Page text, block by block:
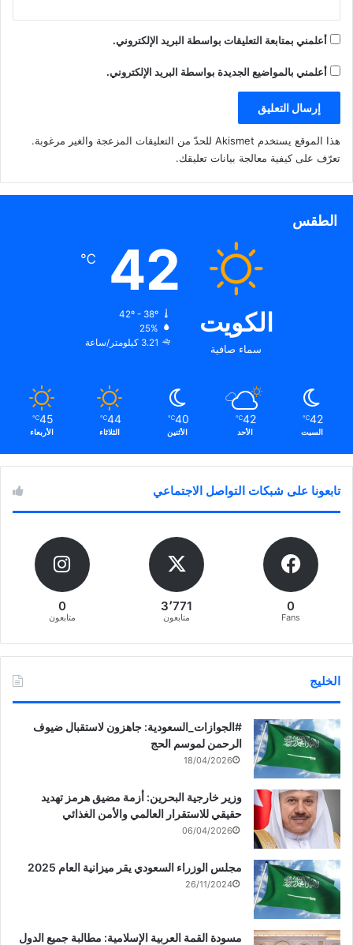
أعلمني بمتابعة التعليقات بواسطة البريد الإلكتروني.
أعلمني بالمواضيع الجديدة بواسطة البريد الإلكتروني.
هذا الموقع يستخدم Akismet للحدّ من التعليقات المزعجة والغير مرغوبة.
تعرّف على كيفية معالجة بيانات تعليقك.
الطقس
الكويت
سماء صافية
42
℃
42º - 38º
25%
3.21 كيلومتر/ساعة
42
℃
السبت
42
℃
الأحد
40
℃
الأثنين
44
℃
الثلاثاء
45
℃
الأربعاء
تابعونا على شبكات التواصل الاجتماعي
0
Fans
3٬771
متابعون
0
متابعون
الخليج
‏‎#الجوازات_السعودية: جاهزون لاستقبال ضيوف
الرحمن لموسم الحج
18/04/2026
وزير خارجية البحرين: أزمة مضيق هرمز تهديد
حقيقي للاستقرار العالمي والأمن الغذائي
06/04/2026
مجلس الوزراء السعودي يقر ميزانية العام 2025
26/11/2024
مسودة القمة العربية الإسلامية: مطالبة جميع الدول